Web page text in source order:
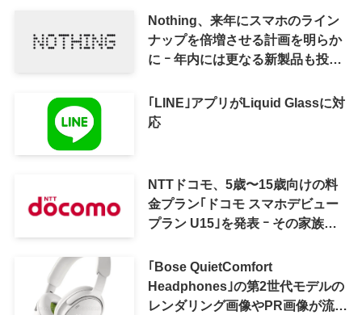
Nothing、来年にスマホのライン
ナップを倍増させる計画を明らか
に ｰ 年内には更なる新製品も投入
｢LINE｣アプリがLiquid Glassに対
応
NTTドコモ、5歳〜15歳向けの料
金プラン｢ドコモ スマホデビュー
プラン U15｣を発表 ｰ その家族が
｢Bose QuietComfort
Headphones｣の第2世代モデルの
レンダリング画像やPR画像が流出